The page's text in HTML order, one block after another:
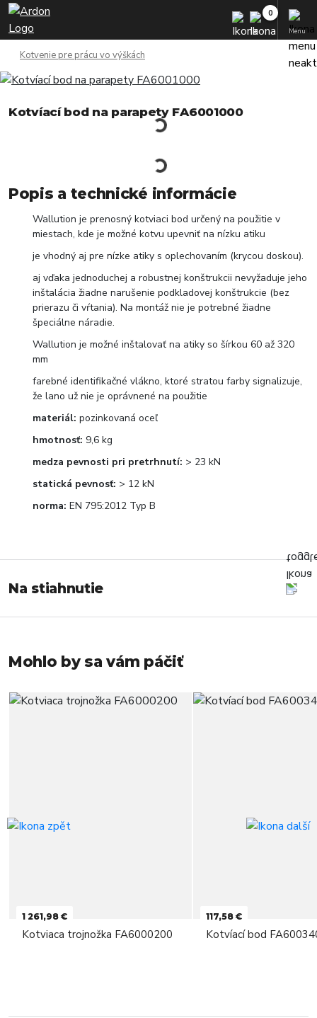
Menu
Kotvenie pre prácu vo výškách
Kotvíací bod na parapety FA6001000
Popis a technické informácie
Wallution je prenosný kotviaci bod určený na použitie v
miestach, kde je možné kotvu upevniť na nízku atiku
je vhodný aj pre nízke atiky s oplechovaním (krycou doskou).
aj vďaka jednoduchej a robustnej konštrukcii nevyžaduje jeho
inštalácia žiadne narušenie podkladovej konštrukcie (bez
prierazu či vŕtania). Na montáž nie je potrebné žiadne
špeciálne náradie.
Wallution je možné inštalovať na atiky so šírkou 60 až 320
mm
farebné identifikačné vlákno, ktoré stratou farby signalizuje,
že lano už nie je oprávnené na použitie
materiál: pozinkovaná oceľ
hmotnosť: 9,6 kg
medza pevnosti pri pretrhnutí: > 23 kN
statická pevnosť: > 12 kN
norma: EN 795:2012 Typ B
Na stiahnutie
Mohlo by sa vám páčiť
1 261,98 €
Kotviaca trojnožka FA6000200
117,58 €
Kotvíací bod